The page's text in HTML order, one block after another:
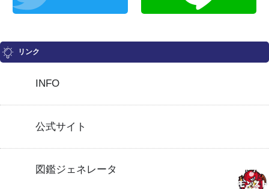
リンク
INFO
公式サイト
図鑑ジェネレータ